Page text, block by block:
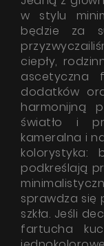
w stylu
będzie za
ciepły,
ascetyczna
dodatków
harmonijną
światło i
kameralna i
kolorystyka:
podkreślają
sprawdza się
szkła. Jeśli
fartucha